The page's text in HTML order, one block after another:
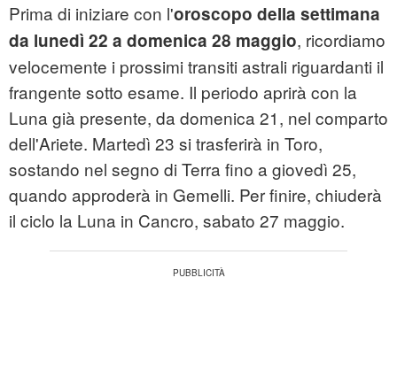
Prima di iniziare con l'oroscopo della settimana
da lunedì 22 a domenica 28 maggio, ricordiamo
velocemente i prossimi transiti astrali riguardanti il
frangente sotto esame. Il periodo aprirà con la
Luna già presente, da domenica 21, nel comparto
dell'Ariete. Martedì 23 si trasferirà in Toro,
sostando nel segno di Terra fino a giovedì 25,
quando approderà in Gemelli. Per finire, chiuderà
il ciclo la Luna in Cancro, sabato 27 maggio.